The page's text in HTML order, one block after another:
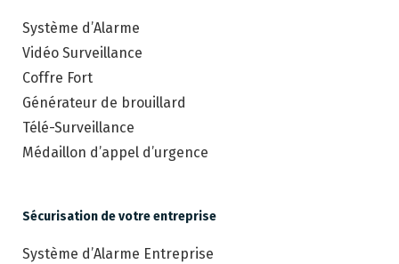
Système d’Alarme
Vidéo Surveillance
Coffre Fort
Générateur de brouillard
Télé-Surveillance
Médaillon d’appel d’urgence
Sécurisation de votre entreprise
Système d’Alarme Entreprise